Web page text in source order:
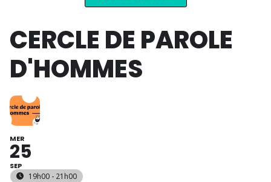
CERCLE DE PAROLE
D'HOMMES
MER
25
SEP
19h00 - 21h00